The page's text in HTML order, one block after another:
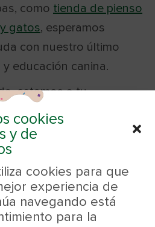
cookies
y de
cookies para que
experiencia de
navegando está
para la
como tienda de pienso
gatos, esperamos
con nuestro último
educación canina.
estamos a tu
duda a través de
, por teléfono en el 916
o a
sociales en
(@piensospopas).